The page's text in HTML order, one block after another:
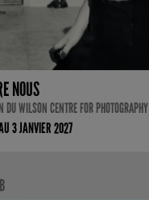
NOUS
DU WILSON CENTRE FOR PHOTOGRAPHY
3 JANVIER 2027